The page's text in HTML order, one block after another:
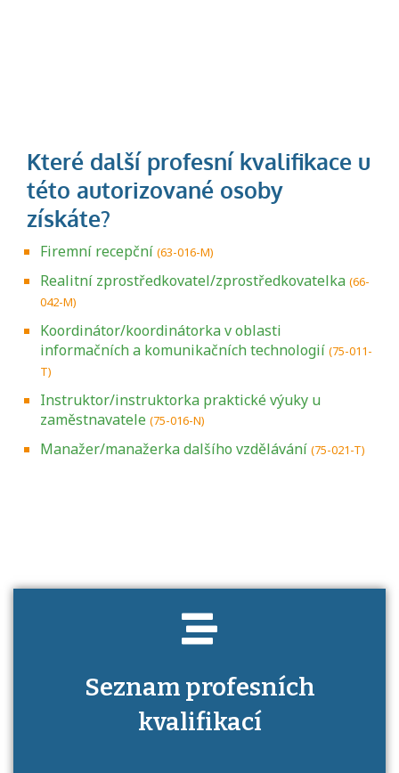
Firemní recepční (63-016-M)
Realitní zprostředkovatel/zprostředkovatelka (66-
042-M)
Koordinátor/koordinátorka v oblasti
informačních a komunikačních technologií (75-011-
T)
Instruktor/instruktorka praktické výuky u
zaměstnavatele (75-016-N)
Manažer/manažerka dalšího vzdělávání (75-021-T)
Seznam profesních
kvalifikací
Projděte si seznam profesních kvalifikací.